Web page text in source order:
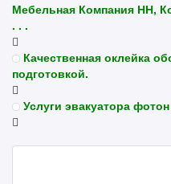
Мебельная Компания НН,
. . .
Качественная оклейка
подготовкой.
Услуги эвакуатора